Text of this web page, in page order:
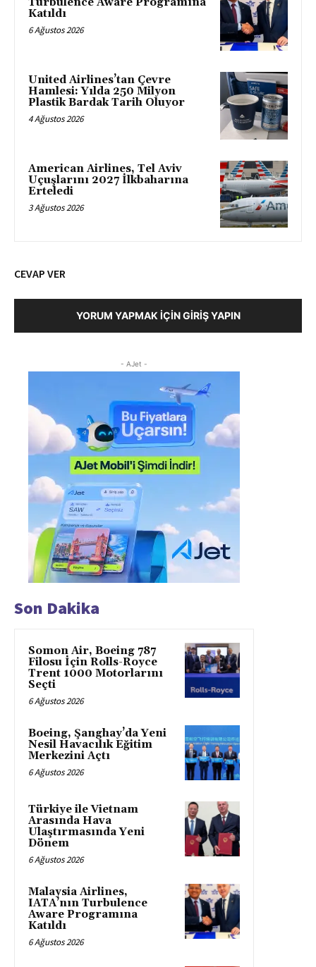
Turbulence Aware Programına
Katıldı
6 Ağustos 2026
United Airlines’tan Çevre
Hamlesi: Yılda 250 Milyon
Plastik Bardak Tarih Oluyor
4 Ağustos 2026
American Airlines, Tel Aviv
Uçuşlarını 2027 İlkbaharına
Erteledi
3 Ağustos 2026
CEVAP VER
YORUM YAPMAK İÇIN GIRIŞ YAPIN
- AJet -
Son Dakika
Somon Air, Boeing 787
Filosu İçin Rolls-Royce
Trent 1000 Motorlarını
Seçti
6 Ağustos 2026
Boeing, Şanghay’da Yeni
Nesil Havacılık Eğitim
Merkezini Açtı
6 Ağustos 2026
Türkiye ile Vietnam
Arasında Hava
Ulaştırmasında Yeni
Dönem
6 Ağustos 2026
Malaysia Airlines,
IATA’nın Turbulence
Aware Programına
Katıldı
6 Ağustos 2026